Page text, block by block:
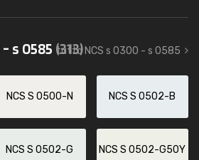
s 0585 (313)
tutto NCS s 0300 - s 0585
NCS S 0500-N NCS S 0502-B
NCS S 0502-G NCS S 0502-G50Y